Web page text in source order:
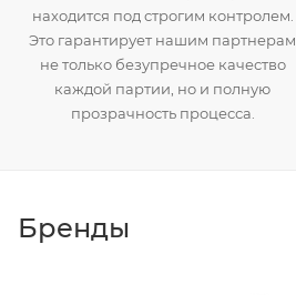
находится под строгим контролем.
Это гарантирует нашим партнерам
не только безупречное качество
каждой партии, но и полную
прозрачность процесса.
Бренды